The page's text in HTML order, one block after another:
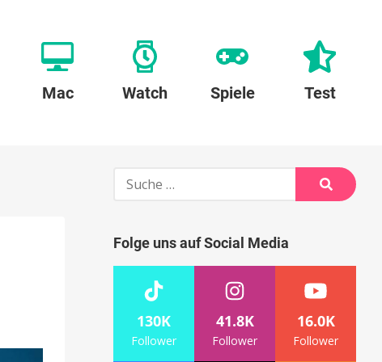
Mac Watch Spiele Test
Suche
Suche
Folge uns auf Social Media
130K
Follower
41.8K
Follower
16.0K
Follower